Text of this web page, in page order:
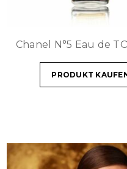
Chanel N°5 Eau de
PRODUKT